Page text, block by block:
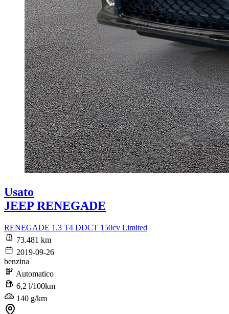
Usato
JEEP RENEGADE
RENEGADE 1.3 T4 DDCT 150cv Limited
73.481 km
2019-09-26
benzina
Automatico
6,2 l/100km
140 g/km